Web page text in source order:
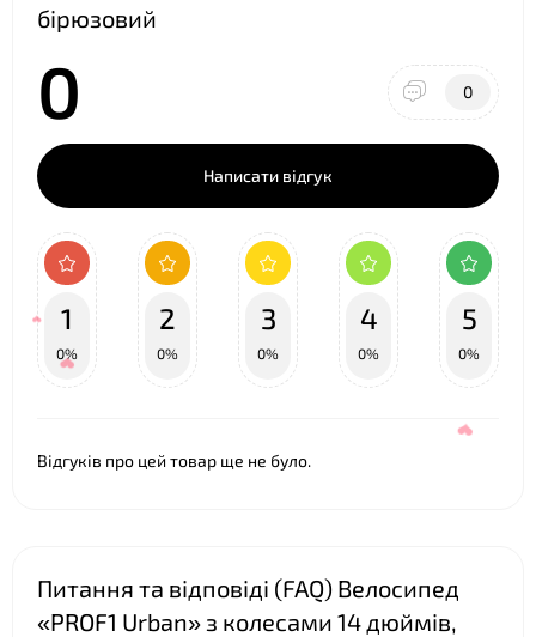
бірюзовий
0 0
Написати відгук
1
0%
2
0%
3
0%
4
0%
5
0%
Відгуків про цей товар ще не було.
Питання та відповіді (FAQ) Велосипед
«PROF1 Urban» з колесами 14 дюймів,
❤